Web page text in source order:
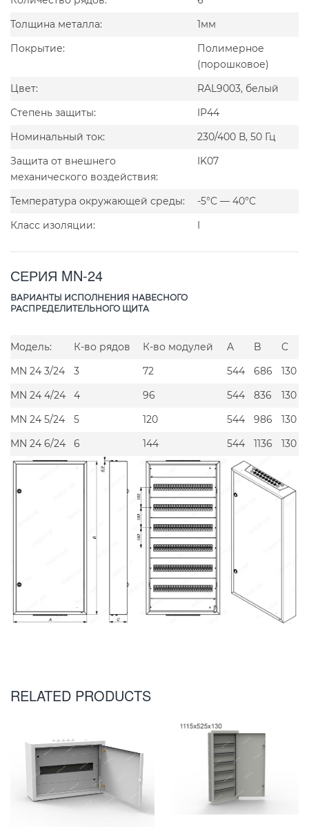
Толщина металла:
1мм
Покрытие:
Полимерное
(порошковое)
Цвет:
RAL9003, белый
Степень защиты:
IP44
Номинальный ток:
230/400 В, 50 Гц
Защита от внешнего
механического воздействия:
IK07
Температура окружающей среды:
-5°C — 40°C
Класс изоляции:
I
СЕРИЯ MN-24
ВАРИАНТЫ ИСПОЛНЕНИЯ НАВЕСНОГО
РАСПРЕДЕЛИТЕЛЬНОГО ЩИТА
Модель: К-во рядов К-во модулей A B
C
MN 24 3/24
3 72 544 686
130
MN 24 4/24
4 96 544 836
130
MN 24 5/24
5 120 544 986
130
MN 24 6/24
6 144 544 1136 130
RELATED PRODUCTS